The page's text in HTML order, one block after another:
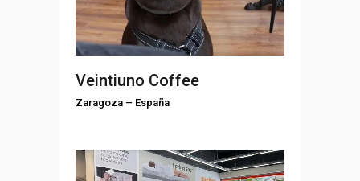
Veintiuno Coffee
Zaragoza – España